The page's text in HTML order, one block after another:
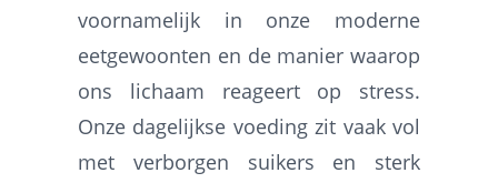
voornamelijk in onze moderne
eetgewoonten en de manier waarop
ons lichaam reageert op stress.
Onze dagelijkse voeding zit vaak vol
met verborgen suikers en sterk